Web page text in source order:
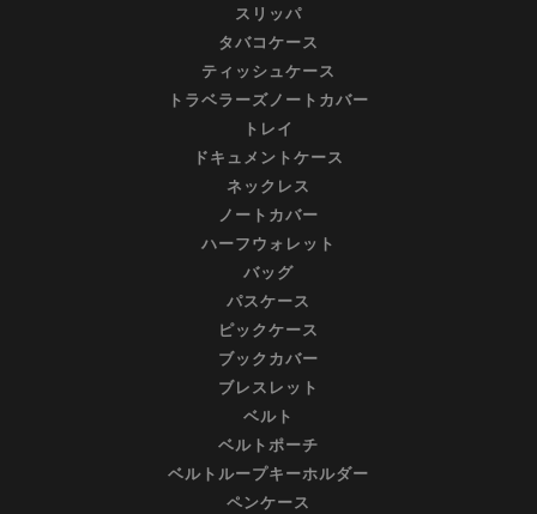
スリッパ
タバコケース
ティッシュケース
トラベラーズノートカバー
トレイ
ドキュメントケース
ネックレス
ノートカバー
ハーフウォレット
バッグ
パスケース
ピックケース
ブックカバー
ブレスレット
ベルト
ベルトポーチ
ベルトループキーホルダー
ペンケース